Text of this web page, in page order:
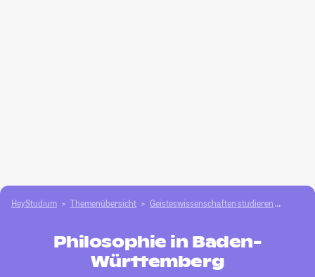
HeyStudium Themenübersicht Geisteswissenschaften studieren
Philosophie in Baden-
Württemberg